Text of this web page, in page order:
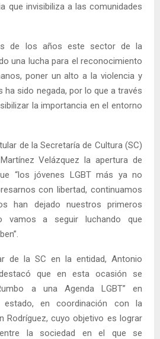
que invisibiliza a las comunidades
de los años este sector de la
una lucha para el reconocimiento
poner un alto a la violencia y
ha sido negada, por lo que a través
la importancia en el entorno
de la Secretaría de Cultura (SC)
Velázquez la apertura de
“los jóvenes LGBT más ya no
con libertad, continuamos
han dejado nuestros primeros
vamos a seguir luchando que
de la SC en la entidad, Antonio
que en esta ocasión se
a una Agenda LGBT” en
en coordinación con la
Rodríguez, cuyo objetivo es lograr
la sociedad en el que se